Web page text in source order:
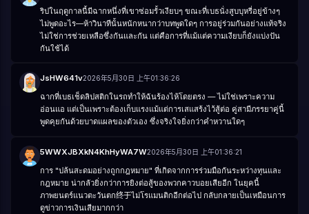
ริปในฤดูกาลนี้มีฉากหนึ่งที่เขาซ่อมรั้วเงียบๆ ขณะที่เบธนั่งสูบบุหรี่อยู่ข้างๆ
ไม่พูดอะไร—ห้าวินาทีนั้นหนักหนากว่าบทพูดใดๆ การอยู่ร่วมกันอย่างแท้จริง
ไม่ใช่การช่วยเหลือซึ่งกันและกัน แต่คือการที่แม้แต่ความเงียบก็ยังแบ่งปัน
กันใช้ได้
JsHW641v2026年5月30日 上午01:36:26
ฉากที่เบธเช็ดลิปสติกในรถทำให้ฉันร้องไห้โดยตรง — ไม่ใช่เพราะความ
อ่อนแอ แต่เป็นเพราะต้องเก็บแรงแม้แต่การเสแสร้งไว้สู้ต่อ คู่สามีภรรยาคู่นี้
พูดคุยกันด้วยบาดแผลของตัวเอง ซึ่งจริงใจยิ่งกว่าคำหวานใดๆ
5WWXJBXkN4KhHyWA7W2026年5月30日 上午01:36:21
การ "ปล้นสะดมอย่างถูกกฎหมาย" ที่เกิดจากการร่วมมือกันระหว่างทุนและ
กฎหมาย น่ากลัวยิ่งกว่าการยิงต่อสู้ของพวกคาวบอยเสียอีก ในยุคนี้
ภาพยนตร์แนวตะวันตก终于ไม่โรแมนติกอีกต่อไป กลับกลายเป็นเหมือนการ
ดูข่าวการเงินเสียมากกว่า